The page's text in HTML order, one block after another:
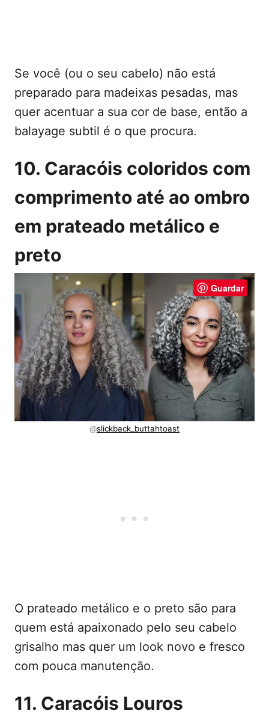
Se você (ou o seu cabelo) não está
preparado para madeixas pesadas, mas
quer acentuar a sua cor de base, então a
balayage subtil é o que procura.
10. Caracóis coloridos com
comprimento até ao ombro
em prateado metálico e
preto
Guardar
@slickback_buttahtoast
O prateado metálico e o preto são para
quem está apaixonado pelo seu cabelo
grisalho mas quer um look novo e fresco
com pouca manutenção.
11. Caracóis Louros